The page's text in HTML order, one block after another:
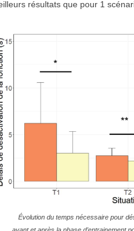
résultats que pour 1
Évolution du temps nécessaire pour